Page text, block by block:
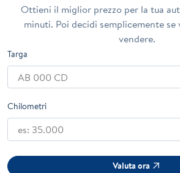
Ottieni il miglior prezzo per la tua
minuti. Poi decidi semplicemente
vendere.
Targa
Chilometri
Valuta ora